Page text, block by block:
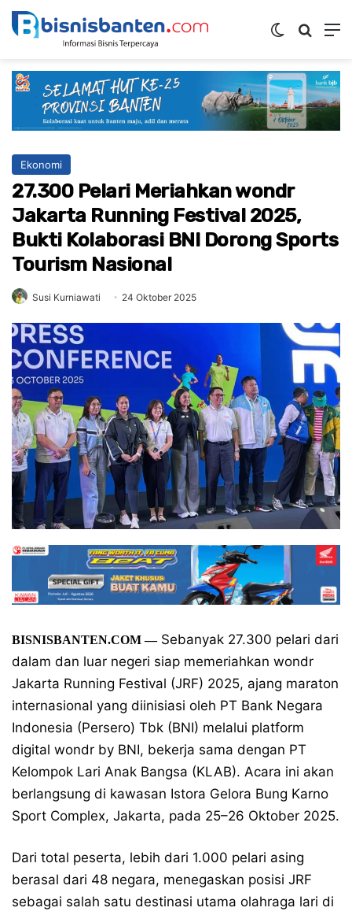
Switch skin
Ekonomi
27.300 Pelari Meriahkan wondr
Jakarta Running Festival 2025,
Bukti Kolaborasi BNI Dorong Sports
Tourism Nasional
Susi Kurniawati 24 Oktober 2025
BISNISBANTEN.COM—Sebanyak 27.300 pelari dari
dalam dan luar negeri siap memeriahkan wondr
Jakarta Running Festival (JRF) 2025, ajang maraton
internasional yang diinisiasi oleh PT Bank Negara
Indonesia (Persero) Tbk (BNI) melalui platform
digital wondr by BNI, bekerja sama dengan PT
Kelompok Lari Anak Bangsa (KLAB). Acara ini akan
berlangsung di kawasan Istora Gelora Bung Karno
Sport Complex, Jakarta, pada 25–26 Oktober 2025.
Dari total peserta, lebih dari 1.000 pelari asing
berasal dari 48 negara, menegaskan posisi JRF
sebagai salah satu destinasi utama olahraga lari di